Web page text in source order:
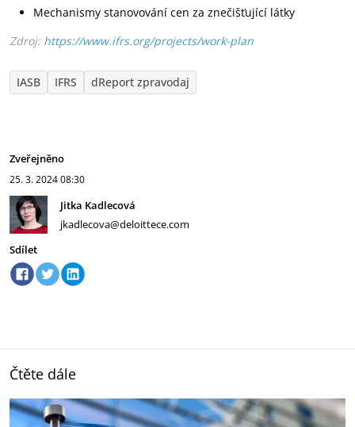
Mechanismy stanovování cen za znečišťující látky
Zdroj: https://www.ifrs.org/projects/work-plan
IASB IFRS dReport zpravodaj
Zveřejněno
25. 3. 202408:30
Jitka Kadlecová
jkadlecova@deloittece.com
Sdílet
Čtěte dále